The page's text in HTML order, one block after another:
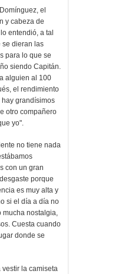
el
y cabeza de
entendió, a tal
se dieran las
para lo que se
siendo Capitán.
alguien al 100
el rendimiento
grandísimos
otro compañero
yo".
no tiene nada
con un gran
porque
es muy alta y
si el día a día no
mucha nostalgia,
Cuesta cuando
donde se
la camiseta